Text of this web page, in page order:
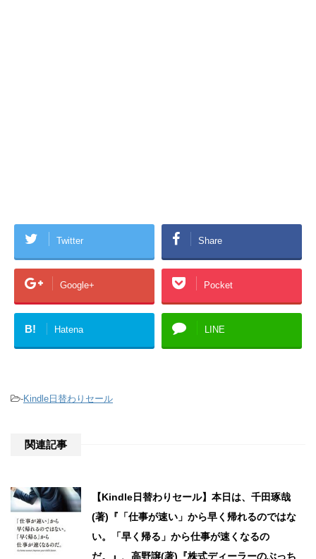
Twitter Share
Google+ Pocket
B! Hatena LINE
-Kindle日替わりセール
関連記事
【Kindle日替わりセール】本日は、千田琢哉
(著)『「仕事が速い」から早く帰れるのではな
い。「早く帰る」から仕事が速くなるの
だ。』、高野譲(著)『株式ディーラーのぶっち